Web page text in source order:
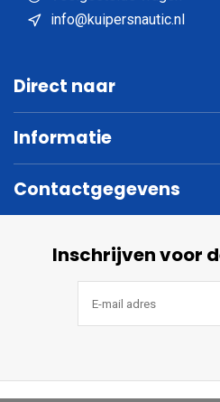
info@kuipersnautic.nl
Direct naar
Informatie
Contactgegevens
Inschrijven voor